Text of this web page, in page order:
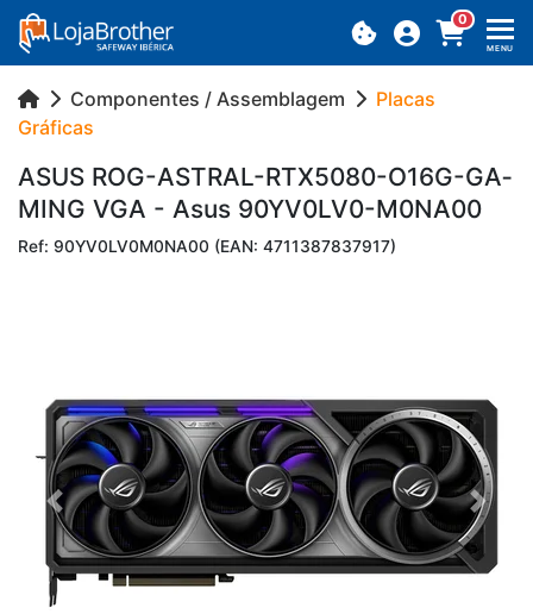
0
MENU
Componentes / Assemblagem
Placas
Gráficas
ASUS ROG-AS­TRAL-RTX5080-O16G-GA­
MING VGA - Asus 90YV0LV0-M0­NA00
Ref: 90YV0LV0M0NA00 (EAN: 4711387837917)
Previous Next